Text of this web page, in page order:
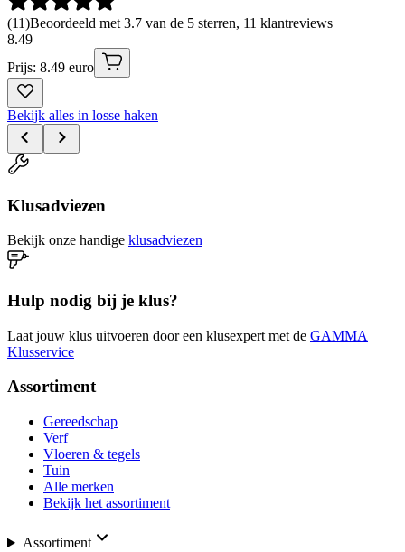
(11)Beoordeeld met 3.7 van de 5 sterren, 11 klantreviews
8.49
Prijs: 8.49 euro
Bekijk alles in losse haken
Klusadviezen
Bekijk onze handige klusadviezen
Hulp nodig bij je klus?
Laat jouw klus uitvoeren door een klusexpert met de GAMMA
Klusservice
Assortiment
Gereedschap
Verf
Vloeren & tegels
Tuin
Alle merken
Bekijk het assortiment
Assortiment